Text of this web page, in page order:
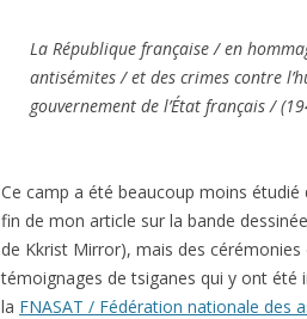
La République française / en
antisémites / et des crimes contre
gouvernement de l’État français /
Ce camp a été beaucoup moins
fin de mon article sur la bande
de Kkrist Mirror), mais des
témoignages de tsiganes qui y ont
la FNASAT / Fédération nationale des